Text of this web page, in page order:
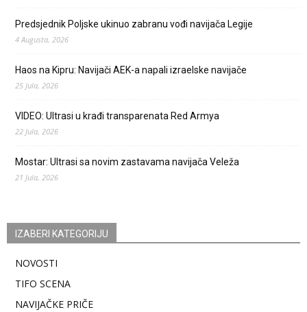
Predsjednik Poljske ukinuo zabranu vođi navijača Legije
4 Augusta, 2026
Haos na Kipru: Navijači AEK-a napali izraelske navijače
25 Jula, 2026
VIDEO: Ultrasi u krađi transparenata Red Armya
22 Jula, 2026
Mostar: Ultrasi sa novim zastavama navijača Veleža
21 Jula, 2026
IZABERI KATEGORIJU
NOVOSTI
TIFO SCENA
NAVIJAČKE PRIČE